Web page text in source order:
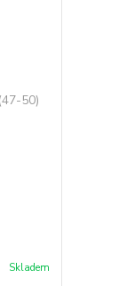
Skladem